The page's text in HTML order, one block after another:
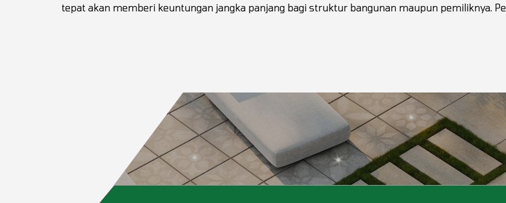
tepat akan memberi keuntungan jangka panjang bagi struktur bangunan maupun pemiliknya.